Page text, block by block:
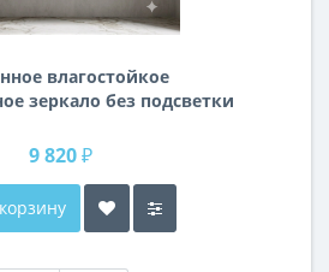
влагостойкое
зеркало без подсветки
9 820 ₽